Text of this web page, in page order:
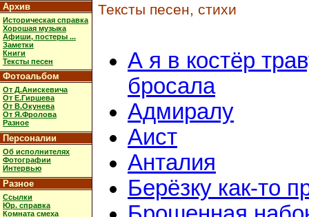
Архив
Историческая справка
Хорошая музыка
Афиши, постеры ...
Заметки
Книги
Тексты песен
Фотоальбом
От Д.Анискевича
От Е.Гиршева
От В.Окунева
От Я.Фролова
Разное
Персоналии
Об исполнителях
Фотографии
Интервью
Разное
Ссылки
Юр. справка
Комната смеха
Тексты песен, стихи
А я в костёр
бросала
Адмиралу
Аист
Анталия
Берёзку как-то